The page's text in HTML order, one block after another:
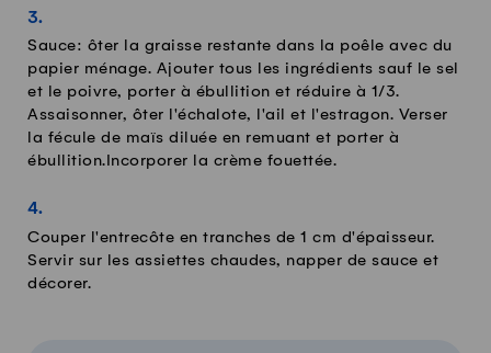
Sauce: ôter la graisse restante dans la poêle avec du
papier ménage. Ajouter tous les ingrédients sauf le sel
et le poivre, porter à ébullition et réduire à 1/3.
Assaisonner, ôter l'échalote, l'ail et l'estragon. Verser
la fécule de maïs diluée en remuant et porter à
ébullition.Incorporer la crème fouettée.
Couper l'entrecôte en tranches de 1 cm d'épaisseur.
Servir sur les assiettes chaudes, napper de sauce et
décorer.